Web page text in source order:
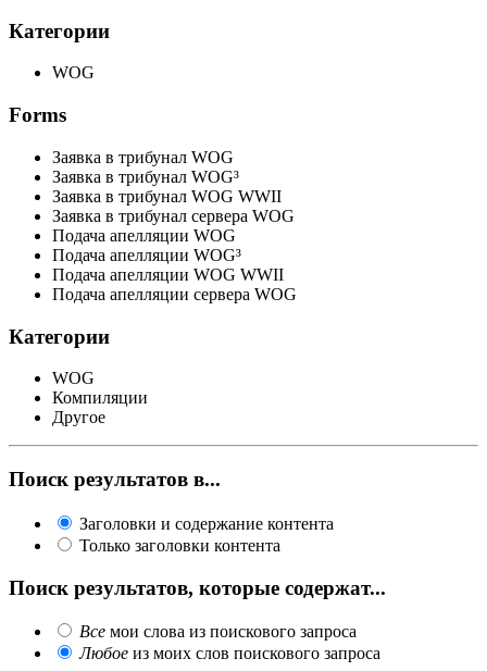
Категории
WOG
Forms
Заявка в трибунал WOG
Заявка в трибунал WOG³
Заявка в трибунал WOG WWII
Заявка в трибунал сервера WOG
Подача апелляции WOG
Подача апелляции WOG³
Подача апелляции WOG WWII
Подача апелляции сервера WOG
Категории
WOG
Компиляции
Другое
Поиск результатов в...
Заголовки и содержание контента
Только заголовки контента
Поиск результатов, которые содержат...
Все мои слова из поискового запроса
Любое из моих слов поискового запроса